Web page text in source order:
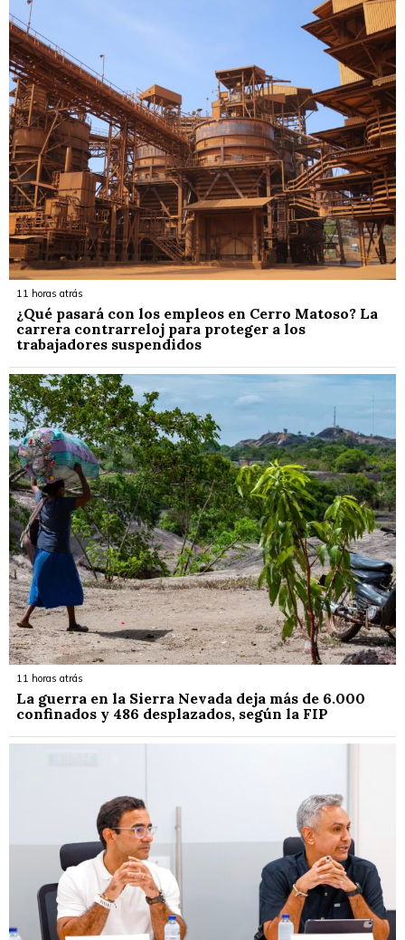
11 horas atrás
¿Qué pasará con los empleos en Cerro Matoso? La
carrera contrarreloj para proteger a los
trabajadores suspendidos
11 horas atrás
La guerra en la Sierra Nevada deja más de 6.000
confinados y 486 desplazados, según la FIP